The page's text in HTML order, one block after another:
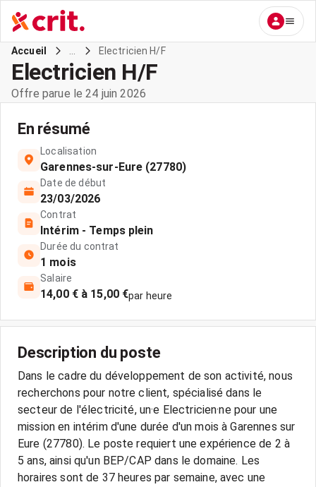
Accueil Electricien H/F
Electricien H/F
Offre parue le 24 juin 2026
En résumé
Localisation
Garennes-sur-Eure (27780)
Date de début
23/03/2026
Contrat
Intérim - Temps plein
Durée du contrat
1 mois
Salaire
14,00 € à 15,00 €par heure
Description du poste
Dans le cadre du développement de son activité, nous
recherchons pour notre client, spécialisé dans le
secteur de l'électricité, un·e Electricien·ne pour une
mission en intérim d'une durée d'un mois à Garennes sur
Eure (27780). Le poste requiert une expérience de 2 à
5 ans, ainsi qu'un BEP/CAP dans le domaine. Les
horaires sont de 37 heures par semaine, avec une